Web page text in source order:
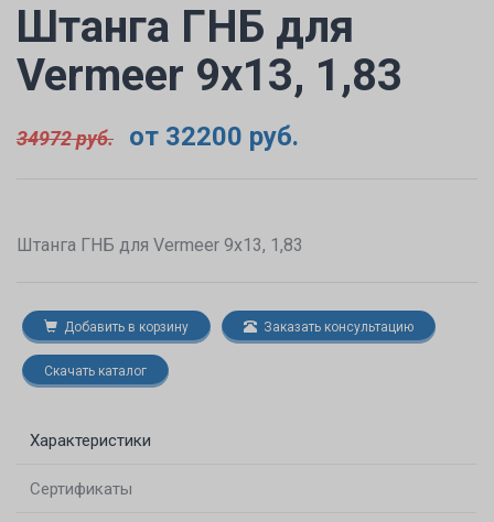
Штанга ГНБ для
Vermeer 9x13, 1,83
34972 руб. от 32200 руб.
Штанга ГНБ для Vermeer 9x13, 1,83
Добавить в корзину Заказать консультацию
Скачать каталог
Характеристики
Сертификаты